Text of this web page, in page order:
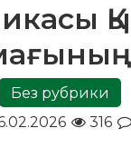
Без рубрики
316